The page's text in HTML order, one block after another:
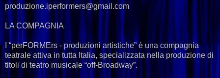
produzione.iperformers@gmail.com
LA COMPAGNIA
I “perFORMErs - produzioni artistiche” è una compagnia
teatrale attiva in tutta Italia, specializzata nella produzione di
titoli di teatro musicale “off-Broadway”.